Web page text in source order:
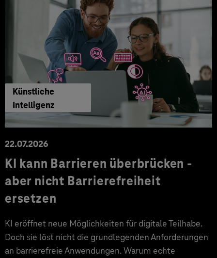
Künstliche
Intelligenz
22.07.2026
KI kann Barrieren überbrücken -
aber nicht Barrierefreiheit
ersetzen
KI eröffnet neue Möglichkeiten für digitale Teilhabe.
Doch sie löst nicht die grundlegenden Anforderungen
an barrierefreie Anwendungen. Warum echte